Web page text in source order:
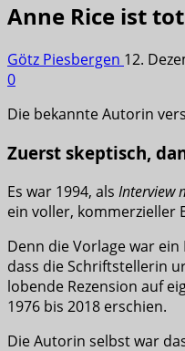
Anne Rice ist tot
Götz Piesbergen 12.
0
Die bekannte Autorin
Zuerst skeptisch,
Es war 1994, als Interview
ein voller, kommerzieller
Denn die Vorlage war
dass die Schriftstellerin
lobende Rezension auf
1976 bis 2018 erschien.
Die Autorin selbst war